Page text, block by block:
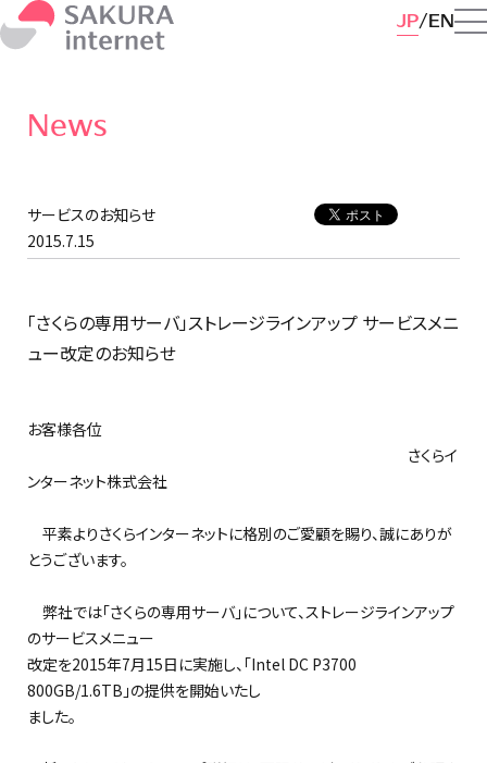
JP EN
News
サービスのお知らせ
2015.7.15
「さくらの専用サーバ」ストレージラインアップ サービスメニ
ュー改定のお知らせ
お客様各位
さくらイ
ンターネット株式会社
平素よりさくらインターネットに格別のご愛顧を賜り、誠にありが
とうございます。
弊社では「さくらの専用サーバ」について、ストレージラインアップ
のサービスメニュー
改定を2015年7月15日に実施し、「Intel DC P3700
800GB/1.6TB」の提供を開始いたし
ました。